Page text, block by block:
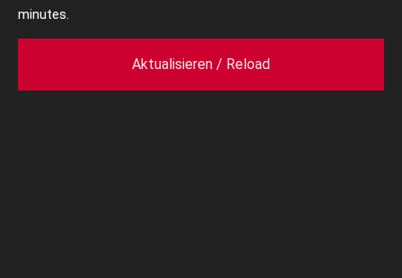
minutes.
Aktualisieren / Reload